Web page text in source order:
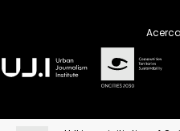
Acerca